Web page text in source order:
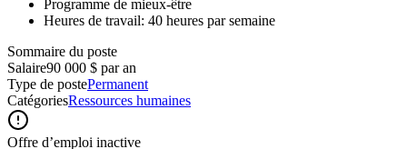
Programme de mieux-être
Heures de travail: 40 heures par semaine
Sommaire du poste
Salaire90 000 $ par an
Type de postePermanent
CatégoriesRessources humaines
Offre d’emploi inactive